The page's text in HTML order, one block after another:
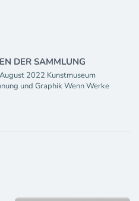
DER SAMMLUNG
2022 Kunstmuseum
und Graphik Wenn Werke